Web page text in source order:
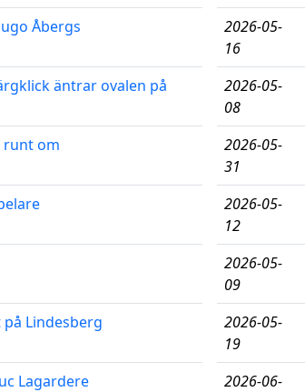
Åbergs
äntrar ovalen på
runt om
Lindesberg
Lagardere
2026-05-
16
2026-05-
08
2026-05-
31
2026-05-
12
2026-05-
09
2026-05-
19
2026-06-